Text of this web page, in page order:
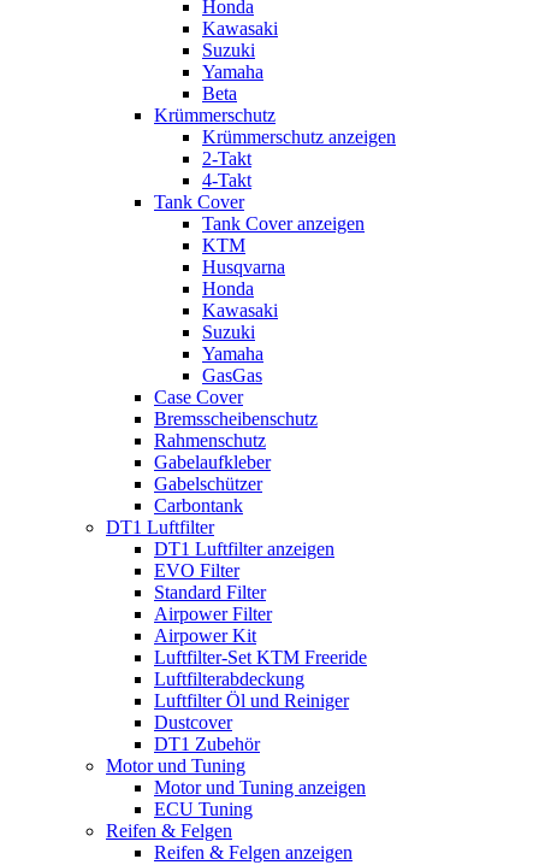
Honda
Kawasaki
Suzuki
Yamaha
Beta
Krümmerschutz
Krümmerschutz anzeigen
2-Takt
4-Takt
Tank Cover
Tank Cover anzeigen
KTM
Husqvarna
Honda
Kawasaki
Suzuki
Yamaha
GasGas
Case Cover
Bremsscheibenschutz
Rahmenschutz
Gabelaufkleber
Gabelschützer
Carbontank
DT1 Luftfilter
DT1 Luftfilter anzeigen
EVO Filter
Standard Filter
Airpower Filter
Airpower Kit
Luftfilter-Set KTM Freeride
Luftfilterabdeckung
Luftfilter Öl und Reiniger
Dustcover
DT1 Zubehör
Motor und Tuning
Motor und Tuning anzeigen
ECU Tuning
Reifen & Felgen
Reifen & Felgen anzeigen